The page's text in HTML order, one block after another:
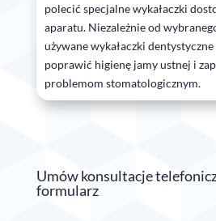
polecić specjalne wykałaczki
aparatu. Niezależnie od
używane wykałaczki
poprawić higienę jamy ustnej i
problemom stomatologicznym.
Umów konsultacje
formularz